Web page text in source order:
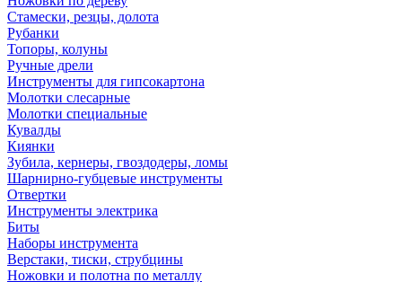
Стамески, резцы, долота
Рубанки
Топоры, колуны
Ручные дрели
Инструменты для гипсокартона
Молотки слесарные
Молотки специальные
Кувалды
Киянки
Зубила, кернеры, гвоздодеры, ломы
Шарнирно-губцевые инструменты
Отвертки
Инструменты электрика
Биты
Наборы инструмента
Верстаки, тиски, струбцины
Ножовки и полотна по металлу